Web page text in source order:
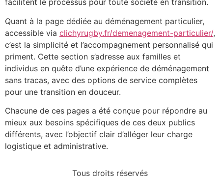
facilitent le processus pour toute société en transition.
Quant à la page dédiée au déménagement particulier,
accessible via clichyrugby.fr/demenagement-particulier/,
c’est la simplicité et l’accompagnement personnalisé qui
priment. Cette section s’adresse aux familles et
individus en quête d’une expérience de déménagement
sans tracas, avec des options de service complètes
pour une transition en douceur.
Chacune de ces pages a été conçue pour répondre au
mieux aux besoins spécifiques de ces deux publics
différents, avec l’objectif clair d’alléger leur charge
logistique et administrative.
Tous droits réservés